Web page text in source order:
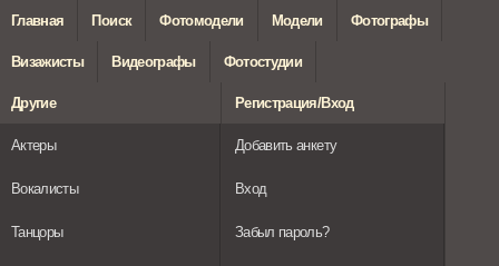
Главная Поиск Фотомодели Модели Фотографы
Визажисты Видеографы Фотостудии
Другие
Актеры
Вокалисты
Танцоры
Регистрация/Вход
Добавить анкету
Вход
Забыл пароль?